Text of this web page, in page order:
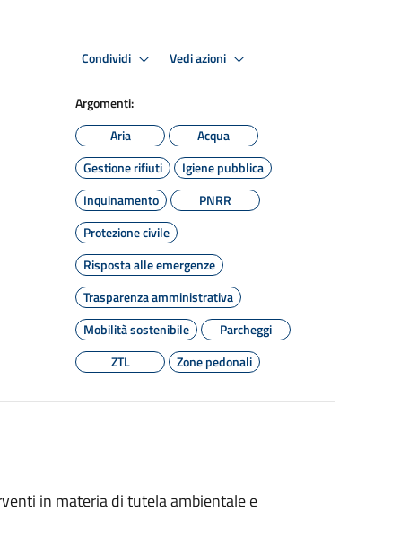
Condividi Vedi azioni
Argomenti:
Aria
Acqua
Gestione rifiuti
Igiene pubblica
Inquinamento
PNRR
Protezione civile
Risposta alle emergenze
Trasparenza amministrativa
Mobilità sostenibile
Parcheggi
ZTL
Zone pedonali
in materia di tutela ambientale e